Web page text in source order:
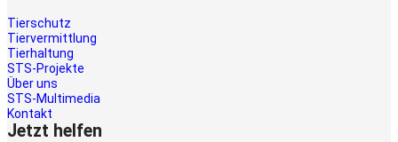
Tierschutz
Tiervermittlung
Tierhaltung
STS-Projekte
Über uns
STS-Multimedia
Kontakt
Jetzt helfen